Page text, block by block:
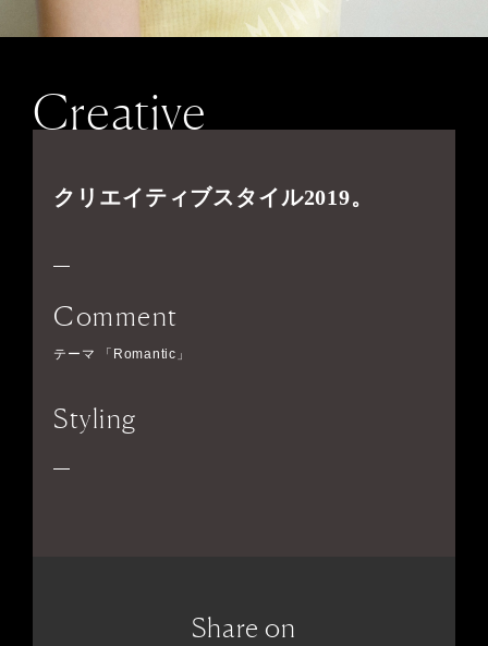
Creative
クリエイティブスタイル2019。
Comment
テーマ 「Romantic」
Styling
Share on